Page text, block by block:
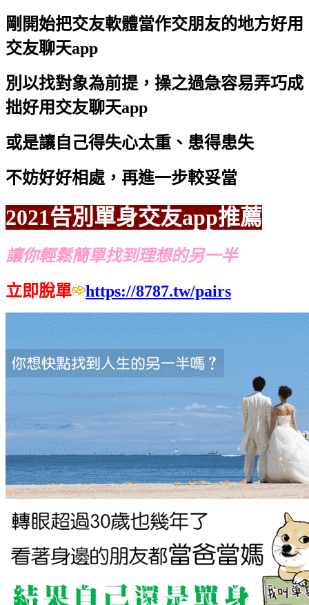
剛開始把交友軟體當作交朋友的地方好用
交友聊天app
別以找對象為前提，操之過急容易弄巧成
拙好用交友聊天app
或是讓自己得失心太重、患得患失
不妨好好相處，再進一步較妥當
2021告別單身交友app推薦
讓你輕鬆簡單找到理想的另一半
立即脫單
https://8787.tw/pairs